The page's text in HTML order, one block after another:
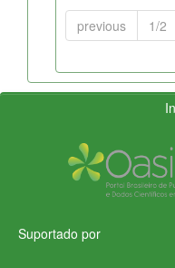
previous 1/2
Suportado por